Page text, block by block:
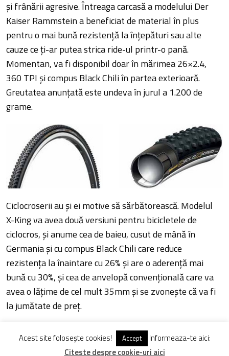
și frânării agresive. Întreaga carcasă a modelului Der
Kaiser Rammstein a beneficiat de material în plus
pentru o mai bună rezistență la înțepături sau alte
cauze ce ți-ar putea strica ride-ul printr-o pană.
Momentan, va fi disponibil doar în mărimea 26×2.4,
360 TPI și compus Black Chili în partea exterioară.
Greutatea anunțată este undeva în jurul a 1.200 de
grame.
Ciclocroserii au și ei motive să sărbătorească. Modelul
X-King va avea două versiuni pentru bicicletele de
ciclocros, și anume cea de baieu, cusut de mână în
Germania și cu compus Black Chili care reduce
rezistența la înaintare cu 26% și are o aderență mai
bună cu 30%, și cea de anvelopă convențională care va
avea o lățime de cel mult 35mm și se zvonește că va fi
la jumătate de preț.
Ultima, dar nu și cea din urmă știre este legată de noul
val al bicicletelor cu roți de 27.5 inchi. Deși nu s-a emis o
Acest site folosește cookies! Accept
Informeaza-te aici:
Citeste despre cookie-uri aici